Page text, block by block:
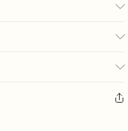
€9.99
les bijoux pour piercings, les jouets